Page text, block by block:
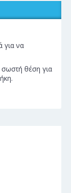
για να
σωστή θέση για